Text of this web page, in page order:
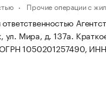
Прочие операции с
ул. Мира, д. 137а.
ОГРН 1050201257490,